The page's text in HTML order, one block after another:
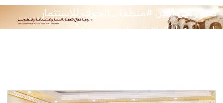
لقاء وكيل أمين #منطقة_الجوف للاستثمار
الرئيسية
المركز الإعلامي